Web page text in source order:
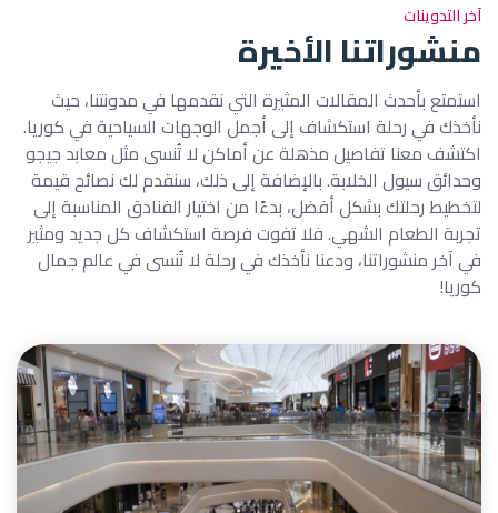
آخر التدوينات
منشوراتنا الأخيرة
استمتع بأحدث المقالات المثيرة التي نقدمها في مدونتنا، حيث
نأخذك في رحلة استكشاف إلى أجمل الوجهات السياحية في كوريا.
اكتشف معنا تفاصيل مذهلة عن أماكن لا تُنسى مثل معابد جيجو
وحدائق سيول الخلابة. بالإضافة إلى ذلك، سنقدم لك نصائح قيمة
لتخطيط رحلتك بشكل أفضل، بدءًا من اختيار الفنادق المناسبة إلى
تجربة الطعام الشهي. فلا تفوت فرصة استكشاف كل جديد ومثير
في آخر منشوراتنا، ودعنا نأخذك في رحلة لا تُنسى في عالم جمال
كوريا!